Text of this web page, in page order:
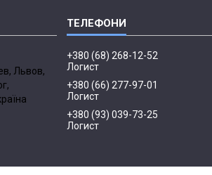
Львов,
+380 (68) 268-12-52
Логист
+380 (66) 277-97-01
Логист
+380 (93) 039-73-25
Логист